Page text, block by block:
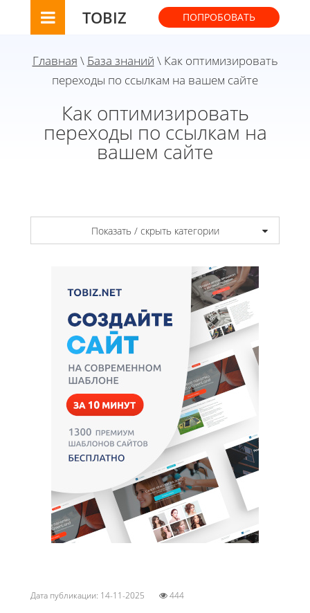
TOBIZ ПОПРОБОВАТЬ
Главная \ База знаний \ Как оптимизировать
переходы по ссылкам на вашем сайте
Как оптимизировать
переходы по ссылкам на
вашем сайте
Показать / скрыть категории
Дата публикации: 14-11-2025 444